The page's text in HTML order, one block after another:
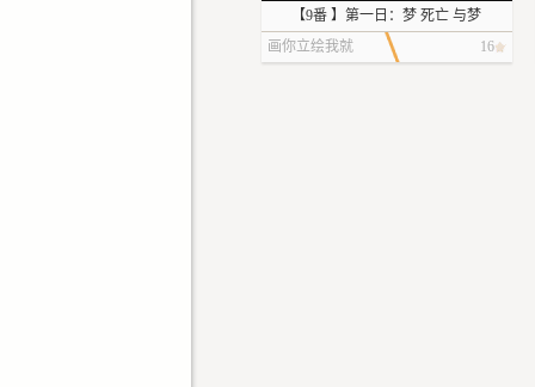
【9番 】第一日：梦 死亡 与梦
画你立绘我就
16